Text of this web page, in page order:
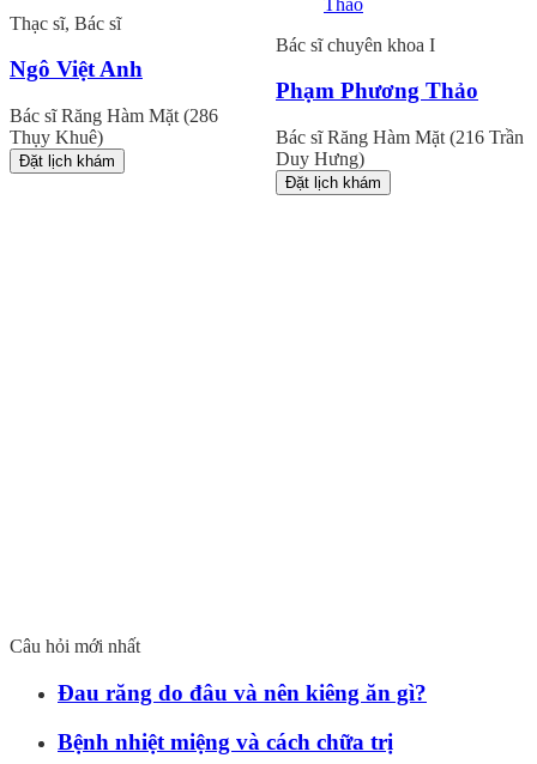
sĩ, Bác sĩ
Việt Anh
sĩ Răng Hàm Mặt (286
Khuê)
lịch khám
Bác sĩ chuyên khoa I
Phạm Phương Thảo
Bác sĩ Răng Hàm Mặt (216 Trần
Duy Hưng)
Đặt lịch khám
Câu hỏi mới nhất
Đau răng do đâu và nên kiêng ăn gì?
Bệnh nhiệt miệng và cách chữa trị